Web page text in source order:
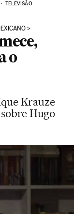
TELEVISÃO
o
Krauze
Hugo